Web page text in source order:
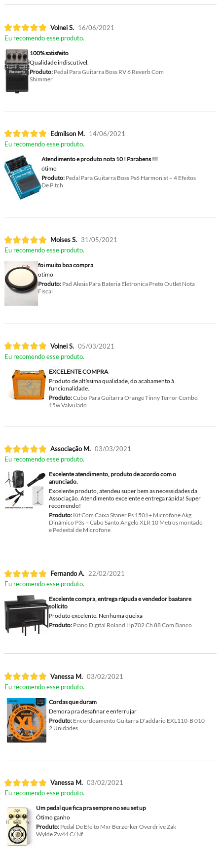
Volnei S. 16/06/2021
Eu recomendo esse produto.
100% satisfeito
Qualidade indiscutivel.
Produto:Pedal Para Guitarra Boss RV 6 Reverb Com
Shimmer
Edmilson M. 14/06/2021
Eu recomendo esse produto.
Atendimento e produto nota 10 ! Parabens !!!
ótimo
Produto:Pedal Para Guitarra Boss Ps6 Harmonist + 4 Efeitos
De Pitch
Moises S. 31/05/2021
Eu recomendo esse produto.
foi muito boa compra
otimo
Produto:Pad Alesis Para Bateria Eletronica Preto Outlet Nota
Fiscal
Volnei S. 05/03/2021
Eu recomendo esse produto.
EXCELENTE COMPRA
Produto de altíssima qualidade, do acabamento à
funcionalidade.
Produto:Cubo Para Guitarra Orange Tinny Terror Combo
15w Valvulado
Associação M. 03/03/2021
Eu recomendo esse produto.
Excelente atendimento, produto de acordo com o
anunciado.
Excelente produto, atendeu super bem as necessidades da
Associação. Atendimento excelente e entrega rápida! Super
recomendo!
Produto:Kit Com Caixa Staner Ps 1501+ Microfone Akg
Dinâmico P3s + Cabo Santo Ângelo XLR 10 Metros montado
e Pedestal de Microfone
Fernando A. 22/02/2021
Eu recomendo esse produto.
Excelente compra, entrega rápuda e vendedor baatanre
solícito
Produto excelente. Nenhuma queixa
Produto:Piano Digital Roland Hp702 Ch 88 Com Banco
Vanessa M. 03/02/2021
Eu recomendo esse produto.
Cordas que duram
Demora pra desafinar e enferrujar
Produto:Encordoamento Guitarra D'addario EXL110-B 010
2 Unidades
Vanessa M. 03/02/2021
Eu recomendo esse produto.
Um pedal que fica pra sempre no seu set up
Ótimo ganho
Produto:Pedal De Efeito Mxr Berzerker Overdrive Zak
Wylde Zw44 C/ Nf